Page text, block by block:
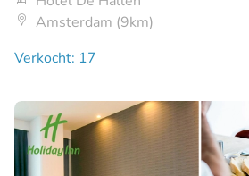
Amsterdam (9km)
Verkocht: 17